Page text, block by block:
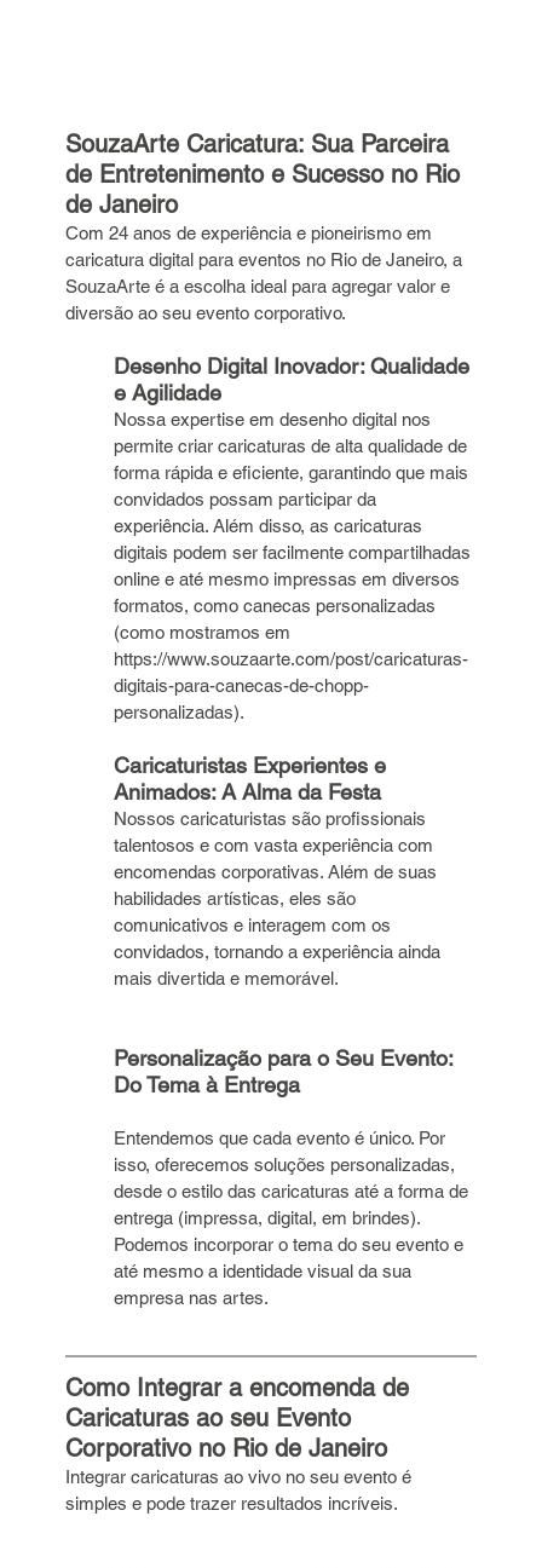
SouzaArte Caricatura: Sua Parceira
de Entretenimento e Sucesso no Rio
de Janeiro
Com 24 anos de experiência e pioneirismo em
caricatura digital para eventos no Rio de Janeiro, a
SouzaArte é a escolha ideal para agregar valor e
diversão ao seu evento corporativo.
Desenho Digital Inovador: Qualidade
e Agilidade
Nossa expertise em desenho digital nos
permite criar caricaturas de alta qualidade de
forma rápida e eficiente, garantindo que mais
convidados possam participar da
experiência. Além disso, as caricaturas
digitais podem ser facilmente compartilhadas
online e até mesmo impressas em diversos
formatos, como canecas personalizadas
(como mostramos em
https://www.souzaarte.com/post/caricaturas-
digitais-para-canecas-de-chopp-
personalizadas).
Caricaturistas Experientes e
Animados: A Alma da Festa
Nossos caricaturistas são profissionais
talentosos e com vasta experiência com
encomendas corporativas. Além de suas
habilidades artísticas, eles são
comunicativos e interagem com os
convidados, tornando a experiência ainda
mais divertida e memorável.
Personalização para o Seu Evento:
Do Tema à Entrega
Entendemos que cada evento é único. Por
isso, oferecemos soluções personalizadas,
desde o estilo das caricaturas até a forma de
entrega (impressa, digital, em brindes).
Podemos incorporar o tema do seu evento e
até mesmo a identidade visual da sua
empresa nas artes.
Como Integrar a encomenda de
Caricaturas ao seu Evento
Corporativo no Rio de Janeiro
Integrar caricaturas ao vivo no seu evento é
simples e pode trazer resultados incríveis.